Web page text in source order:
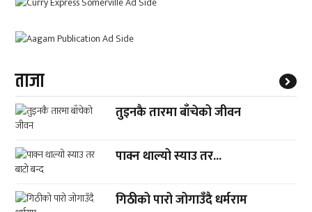
ताजा
तुइनकै तारमा बाँचेको जीवन
पाक्न थाल्यो स्याउ तर...
गिठीको पारो जोगाउँदै धर्मराम